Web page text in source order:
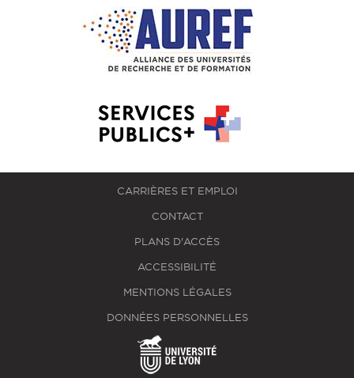
CARRIÈRES ET EMPLOI
CONTACT
PLANS D'ACCÈS
ACCESSIBILITÉ
MENTIONS LÉGALES
DONNÉES PERSONNELLES